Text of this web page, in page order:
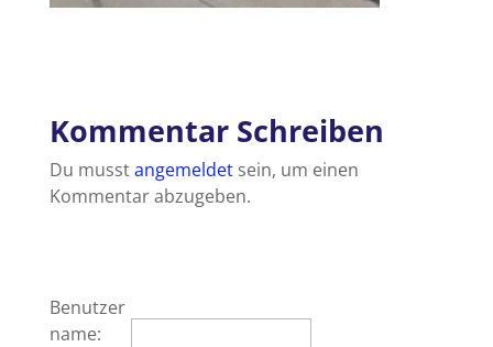
Kommentar Schreiben
Du musstangemeldetsein, um einen
Kommentar abzugeben.
Benutzer
name: